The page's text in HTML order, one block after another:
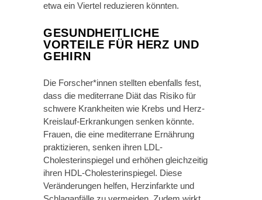
etwa ein Viertel reduzieren könnten.
GESUNDHEITLICHE
VORTEILE FÜR HERZ UND
GEHIRN
Die Forscher*innen stellten ebenfalls fest,
dass die mediterrane Diät das Risiko für
schwere Krankheiten wie Krebs und Herz-
Kreislauf-Erkrankungen senken könnte.
Frauen, die eine mediterrane Ernährung
praktizieren, senken ihren LDL-
Cholesterinspiegel und erhöhen gleichzeitig
ihren HDL-Cholesterinspiegel. Diese
Veränderungen helfen, Herzinfarkte und